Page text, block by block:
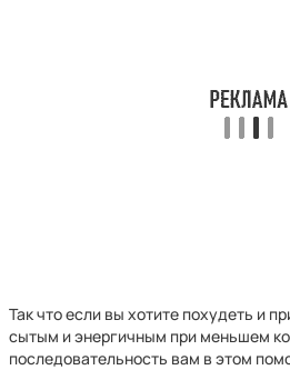
Так что если вы хотите похудеть и
сытым и энергичным при меньшем
последовательность вам в этом